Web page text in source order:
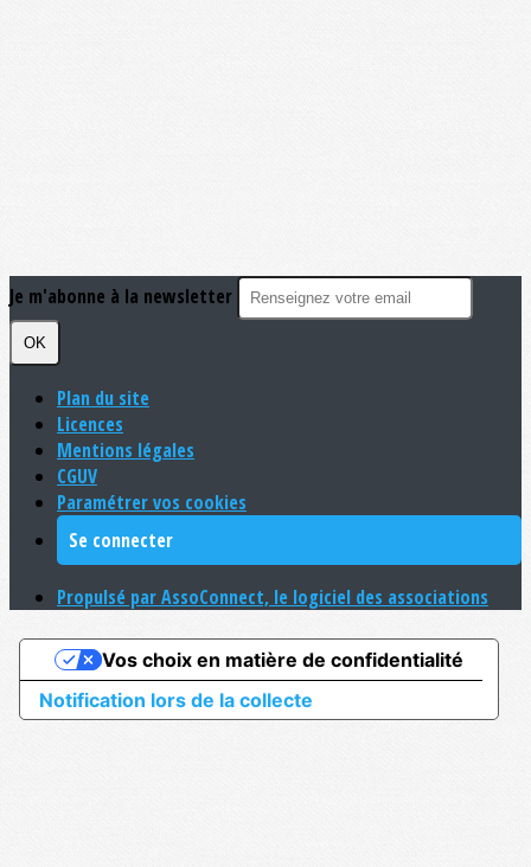
Je m'abonne à la newsletter
OK
Plan du site
Licences
Mentions légales
CGUV
Paramétrer vos cookies
Se connecter
Propulsé par AssoConnect, le logiciel des associations
Notification lors de la collecte
Vos choix en matière de confidentialité